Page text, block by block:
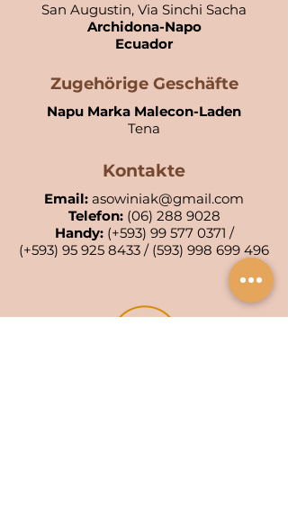
San Augustin, Via Sinchi Sacha
Archidona-Napo
Ecuador​
Zugehörige Geschäfte
Napu Marka Malecon-Laden
Tena
Kontakte
Email: asowiniak@gmail.com
Telefon: (06) 288 9028
Handy: (+593) 99 577 0371 /
(+593) 95 925 8433 / (593) 998 699 496